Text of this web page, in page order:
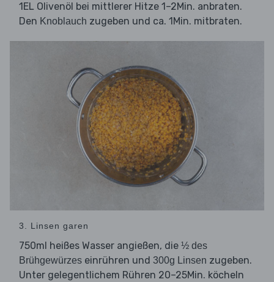
1EL Olivenöl bei mittlerer Hitze 1–2Min. anbraten.
Den Knoblauch zugeben und ca. 1Min. mitbraten.
3. Linsen garen
750ml heißes Wasser angießen, die ½ des
Brühgewürzes einrühren und 300g Linsen zugeben.
Unter gelegentlichem Rühren 20–25Min. köcheln